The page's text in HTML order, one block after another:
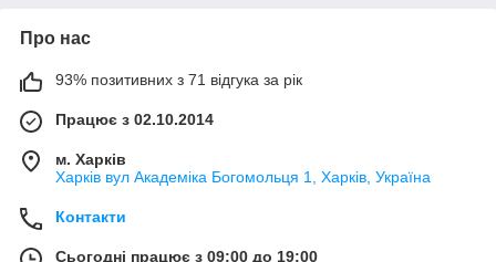
Про нас
93% позитивних з 71 відгука за рік
Працює з 02.10.2014
м. Харків
Харків вул Академіка Богомольця 1, Харків, Україна
Контакти
Сьогодні працює з 09:00 до 19:00